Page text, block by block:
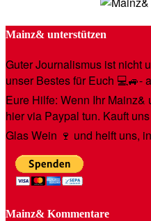
Mainz& unterstützen
Guter Journalismus ist nicht
unser Bestes für Euch 💻🚙-
Eure Hilfe: Wenn Ihr
hier via Paypal tun. Kauft
Glas Wein 🍷 und helft uns,
Mainz& Kommentare